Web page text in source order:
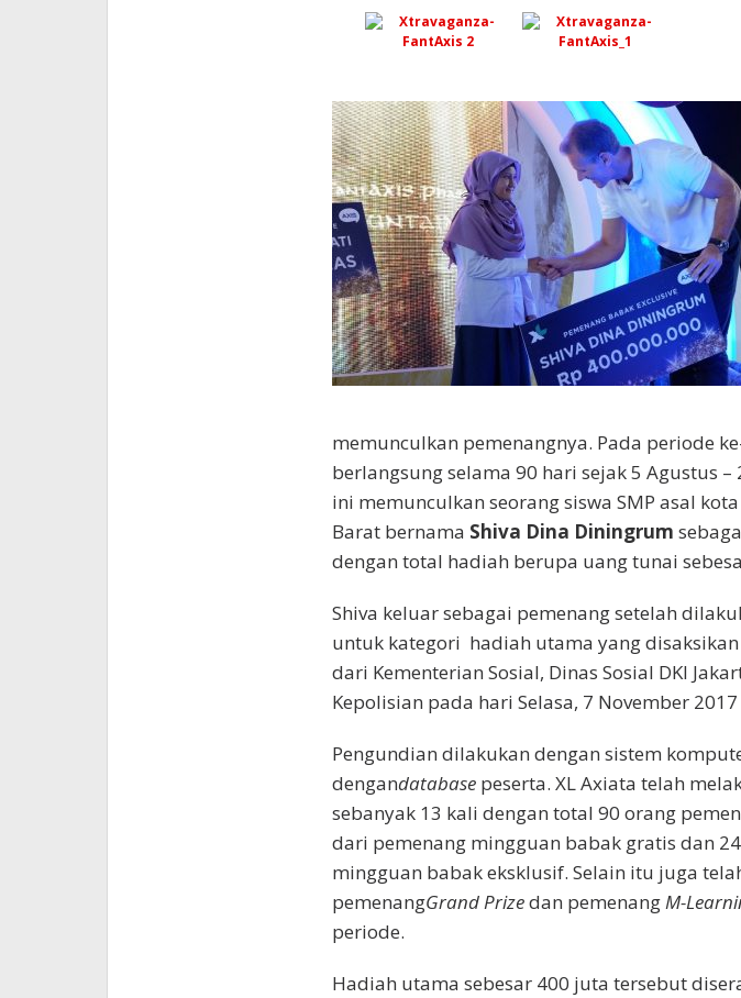
memunculkan pemenangnya. Pada periode
berlangsung selama 90 hari sejak 5 Agustus –
ini memunculkan seorang siswa SMP asal kota
Barat bernama Shiva Dina Diningrum
dengan total hadiah berupa uang tunai
Shiva keluar sebagai pemenang setelah
untuk kategori hadiah utama yang
dari Kementerian Sosial, Dinas Sosial DKI
Kepolisian pada hari Selasa, 7 November
Pengundian dilakukan dengan sistem
dengandatabasepeserta. XL Axiata telah
sebanyak 13 kali dengan total 90 orang
dari pemenang mingguan babak gratis dan
mingguan babak eksklusif. Selain itu juga
pemenangGrand Prizedan pemenangM-
periode.
Hadiah utama sebesar 400 juta tersebut